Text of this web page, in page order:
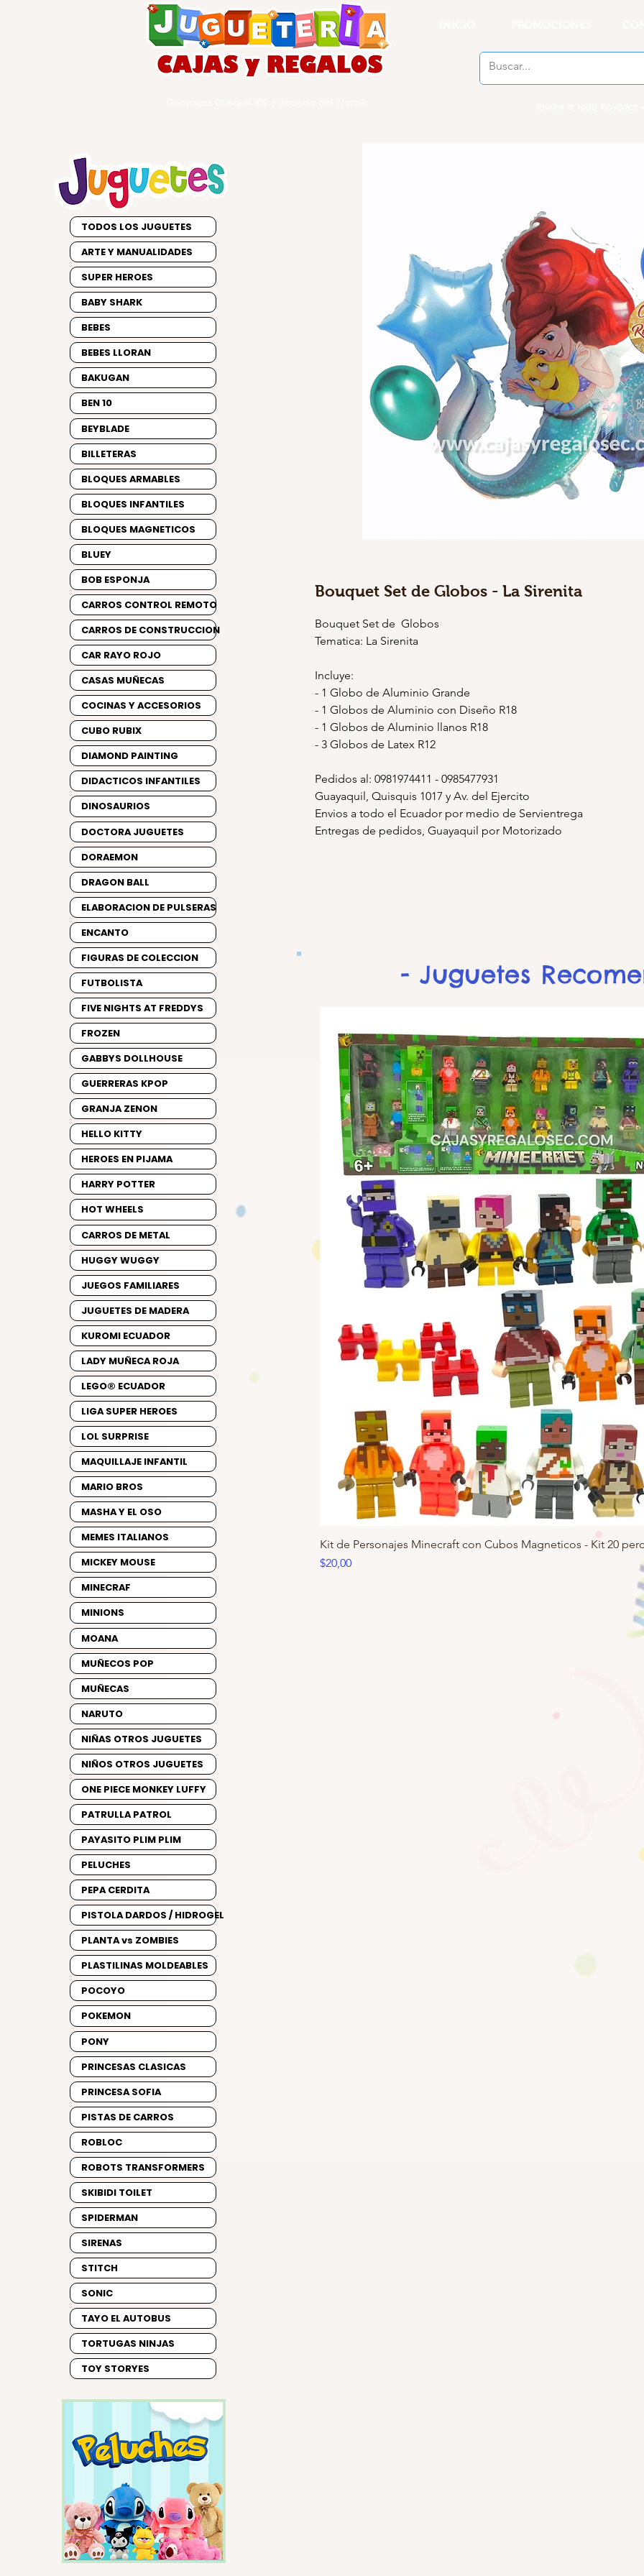
Bouquet Set de Globos - La Sirenita
Bouquet Set de Globos
Tematica: La Sirenita
Incluye:
- 1 Globo de Aluminio Grande
- 1 Globos de Aluminio con Diseño R18
- 1 Globos de Aluminio llanos R18
- 3 Globos de Latex R12
Pedidos al: 0981974411 - 0985477931
Guayaquil, Quisquis 1017 y Av. del Ejercito
Envios a todo el Ecuador por medio de Servientrega
Entregas de pedidos, Guayaquil por Motorizado
Kit de Personajes Minecraft con Cubos Magneticos - Kit 20
Precio
$20,00
- Juguetes
TODOS LOS JUGUETES
ARTE Y MANUALIDADES
SUPER HEROES
BABY SHARK
BEBES
BEBES LLORAN
BAKUGAN
BEN 10
BEYBLADE
BILLETERAS
BLOQUES ARMABLES
BLOQUES INFANTILES
BLOQUES MAGNETICOS
BLUEY
BOB ESPONJA
CARROS CONTROL REMOTO
CARROS DE CONSTRUCCION
CAR RAYO ROJO
CASAS MUÑECAS
COCINAS Y ACCESORIOS
CUBO RUBIX
DIAMOND PAINTING
DIDACTICOS INFANTILES
DINOSAURIOS
DOCTORA JUGUETES
DORAEMON
DRAGON BALL
ELABORACION DE PULSERAS
ENCANTO
FIGURAS DE COLECCION
FUTBOLISTA
FIVE NIGHTS AT FREDDYS
FROZEN
GABBYS DOLLHOUSE
GUERRERAS KPOP
GRANJA ZENON
HELLO KITTY
HEROES EN PIJAMA
HARRY POTTER
HOT WHEELS
CARROS DE METAL
HUGGY WUGGY
JUEGOS FAMILIARES
JUGUETES DE MADERA
KUROMI ECUADOR
LADY MUÑECA ROJA
LEGO® ECUADOR
LIGA SUPER HEROES
LOL SURPRISE
MAQUILLAJE INFANTIL
MARIO BROS
MASHA Y EL OSO
MEMES ITALIANOS
MICKEY MOUSE
MINECRAF
MINIONS
MOANA
MUÑECOS POP
MUÑECAS
NARUTO
NIÑAS OTROS JUGUETES
NIÑOS OTROS JUGUETES
ONE PIECE MONKEY LUFFY
PATRULLA PATROL
PAYASITO PLIM PLIM
PELUCHES
PEPA CERDITA
PISTOLA DARDOS / HIDROGEL
PLANTA vs ZOMBIES
PLASTILINAS MOLDEABLES
POCOYO
POKEMON
PONY
PRINCESAS CLASICAS
PRINCESA SOFIA
PISTAS DE CARROS
ROBLOC
ROBOTS TRANSFORMERS
SKIBIDI TOILET
SPIDERMAN
SIRENAS
STITCH
SONIC
TAYO EL AUTOBUS
TORTUGAS NINJAS
TOY STORYES